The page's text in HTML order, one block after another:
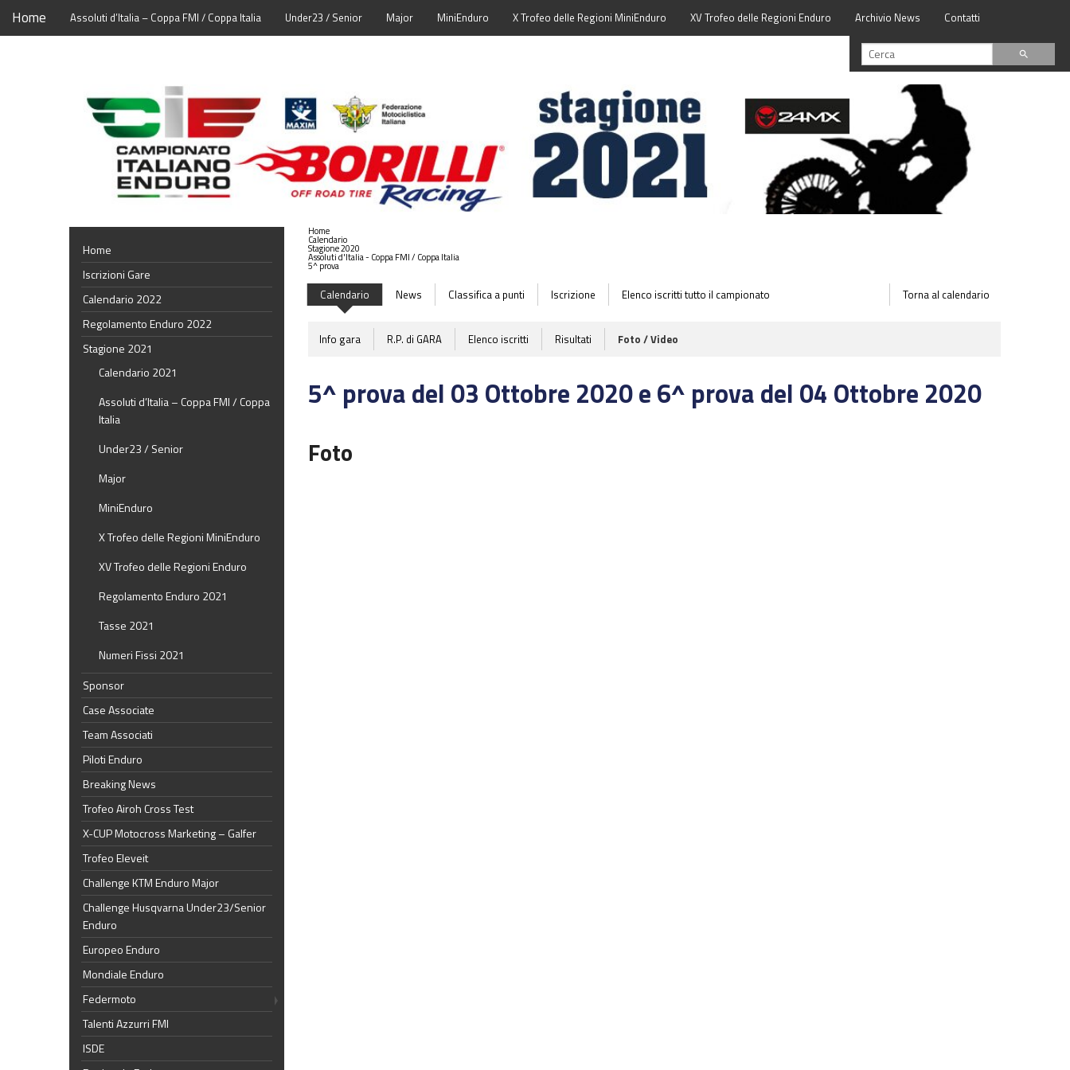
Home Assoluti d’Italia – Coppa FMI / Coppa Italia Under23 / Senior Major MiniEnduro X Trofeo delle Regioni MiniEnduro XV Trofeo delle Regioni Enduro Archivio News Contatti
search
Home
Calendario
Stagione 2020
Assoluti d'Italia - Coppa FMI / Coppa Italia
5^ prova
Calendario News Classifica a punti Iscrizione Elenco iscritti tutto il campionato Torna al calendario
Info gara R.P. di GARA Elenco iscritti Risultati Foto / Video
5^ prova del 03 Ottobre 2020 e 6^ prova del 04 Ottobre 2020
Foto
Home
Iscrizioni Gare
Calendario 2022
Regolamento Enduro 2022
Stagione 2021
Calendario 2021
Assoluti d’Italia – Coppa FMI / Coppa
Italia
Under23 / Senior
Major
MiniEnduro
X Trofeo delle Regioni MiniEnduro
XV Trofeo delle Regioni Enduro
Regolamento Enduro 2021
Tasse 2021
Numeri Fissi 2021
Sponsor
Case Associate
Team Associati
Piloti Enduro
Breaking News
Trofeo Airoh Cross Test
X-CUP Motocross Marketing – Galfer
Trofeo Eleveit
Challenge KTM Enduro Major
Challenge Husqvarna Under23/Senior
Enduro
Europeo Enduro
Mondiale Enduro
Federmoto
Talenti Azzurri FMI
ISDE